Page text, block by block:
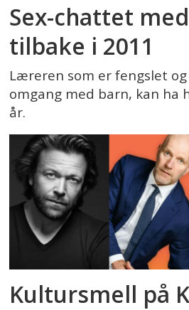
Sex-chattet
tilbake i 2011
Læreren som er fengslet
omgang med barn, kan ha
år.
Kultursmell på